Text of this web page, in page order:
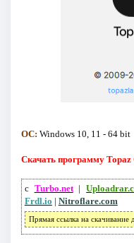
ОС: Windows 10, 11 - 64 bit
Скачать программу
с Turbo.net|
Frdl.io | Nitroflare.com
Прямая ссылка на скачивание